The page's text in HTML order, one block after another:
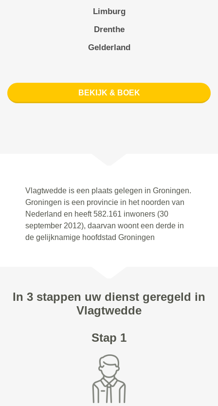
Limburg
Drenthe
Gelderland
BEKIJK & BOEK
Vlagtwedde is een plaats gelegen in Groningen.
Groningen is een provincie in het noorden van
Nederland en heeft 582.161 inwoners (30
september 2012), daarvan woont een derde in
de gelijknamige hoofdstad Groningen
In 3 stappen uw dienst geregeld in
Vlagtwedde
Stap 1